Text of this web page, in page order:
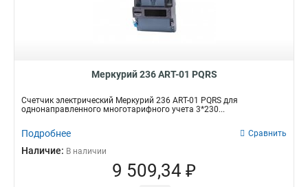
Меркурий 236 АRT-01 PQRS
Счетчик электрический Меркурий 236 АRT-01 PQRS для
однонаправленного многотарифного учета 3*230...
Подробнее Сравнить
Наличие: В наличии
9 509,34 ₽